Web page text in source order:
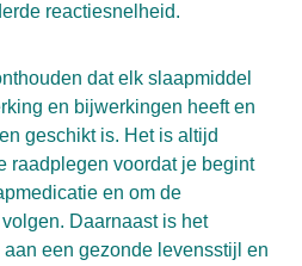
reactiesnelheid.
dat elk slaapmiddel
en bijwerkingen heeft en
geschikt is. Het is altijd
raadplegen voordat je begint
en om de
Daarnaast is het
een gezonde levensstijl en